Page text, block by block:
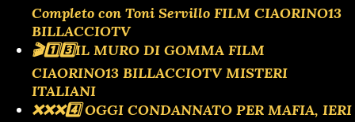
Completo con Toni Servillo FILM CIAORINO13
BILLACCIOTV
🎬1️⃣3️⃣IL MURO DI GOMMA FILM
CIAORINO13 BILLACCIOTV MISTERI
ITALIANI
❌️❌️❌️4️⃣ OGGI CONDANNATO PER MAFIA, IERI